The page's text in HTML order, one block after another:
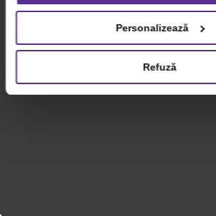
privind utilizarea modulelor cookie.Detalii
Personalizează
Refuză